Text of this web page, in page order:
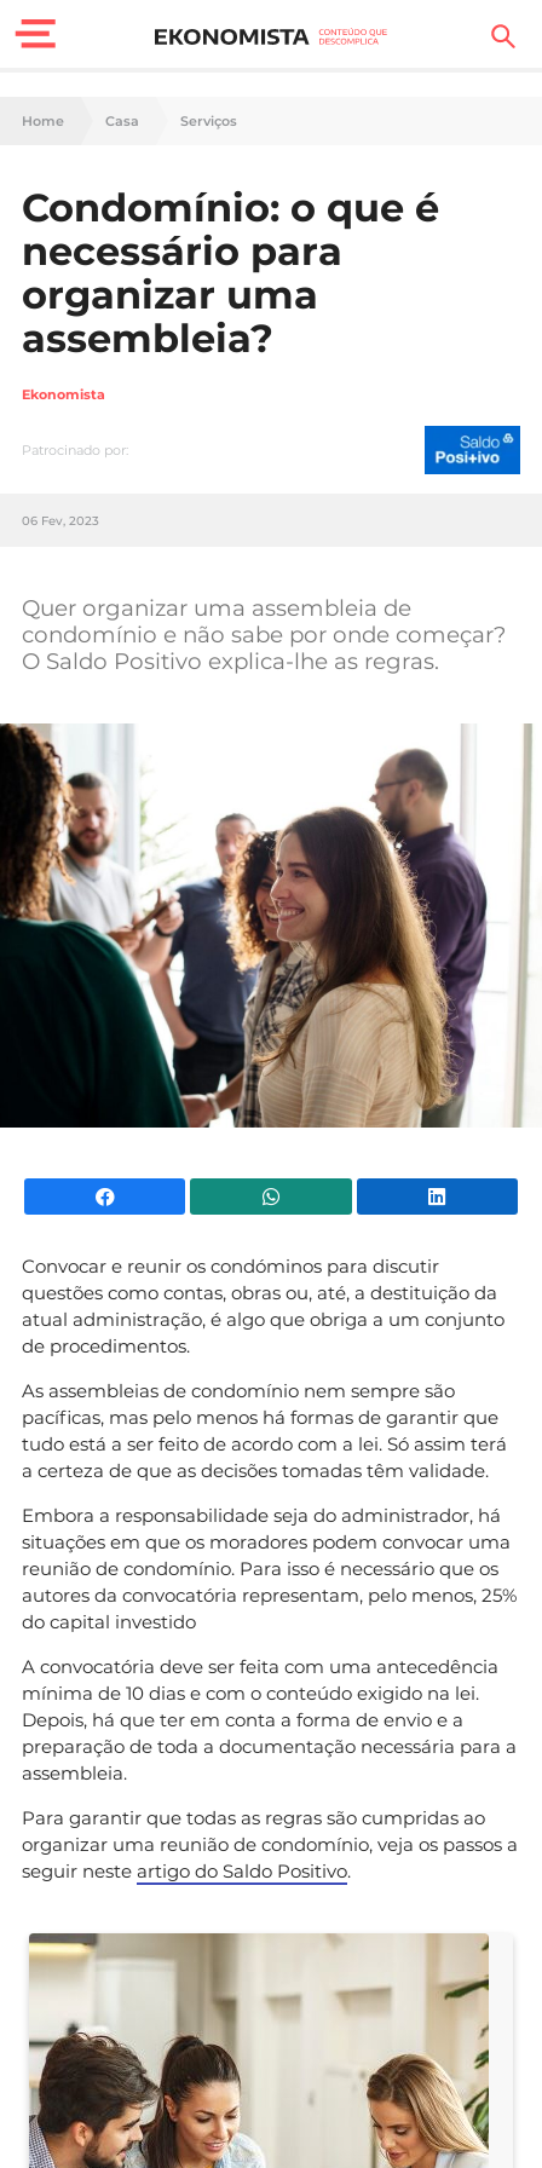
Finanças Pessoais
Carreira
Casa
Lifestyle
Sociedade
Tecnologia
Negócios
Home Casa Serviços
Condomínio: o que é
necessário para
organizar uma
assembleia?
Ekonomista
Patrocinado por:
06 Fev, 2023
Quer organizar uma assembleia de
condomínio e não sabe por onde começar?
O Saldo Positivo explica-lhe as regras.
Facebook WhatsApp
Convocar e reunir os condóminos para discutir
questões como contas, obras ou, até, a destituição da
atual administração, é algo que obriga a um conjunto
de procedimentos.
As assembleias de condomínio nem sempre são
pacíficas, mas pelo menos há formas de garantir que
tudo está a ser feito de acordo com a lei. Só assim terá
a certeza de que as decisões tomadas têm validade.
Embora a responsabilidade seja do administrador, há
situações em que os moradores podem convocar uma
reunião de condomínio. Para isso é necessário que os
autores da convocatória representam, pelo menos, 25%
do capital investido
A convocatória deve ser feita com uma antecedência
mínima de 10 dias e com o conteúdo exigido na lei.
Depois, há que ter em conta a forma de envio e a
preparação de toda a documentação necessária para a
assembleia.
Para garantir que todas as regras são cumpridas ao
organizar uma reunião de condomínio, veja os passos a
seguir neste artigo do Saldo Positivo.